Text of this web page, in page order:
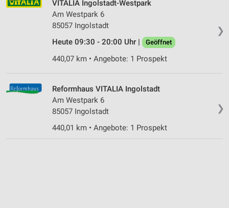
❯
VITALIA Ingolstadt-Westpark
Am Westpark 6
85057 Ingolstadt
Heute 09:30 - 20:00 Uhr |
Geöffnet
440,07 km • Angebote: 1 Prospekt
❯
Reformhaus VITALIA Ingolstadt
Am Westpark 6
85057 Ingolstadt
440,01 km • Angebote: 1 Prospekt